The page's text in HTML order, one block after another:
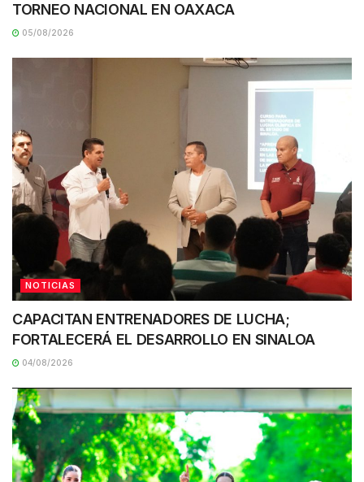
TORNEO NACIONAL EN OAXACA
05/08/2026
NOTICIAS
CAPACITAN ENTRENADORES DE LUCHA;
FORTALECERÁ EL DESARROLLO EN SINALOA
04/08/2026